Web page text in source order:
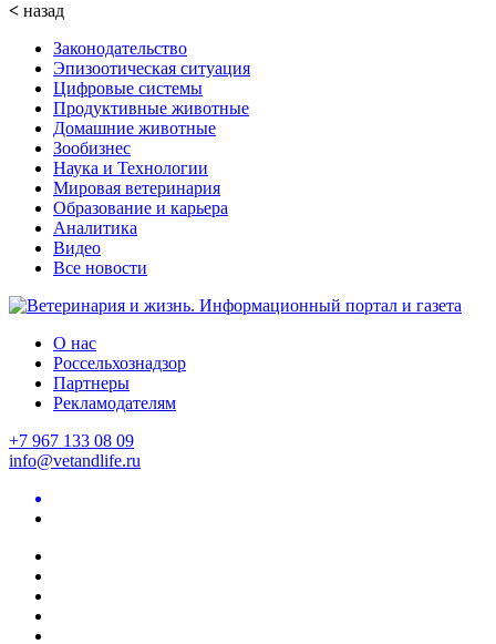
< назад
Законодательство
Эпизоотическая ситуация
Цифровые системы
Продуктивные животные
Домашние животные
Зообизнес
Наука и Технологии
Мировая ветеринария
Образование и карьера
Аналитика
Видео
Все новости
О нас
Россельхознадзор
Партнеры
Рекламодателям
+7 967 133 08 09
info@vetandlife.ru